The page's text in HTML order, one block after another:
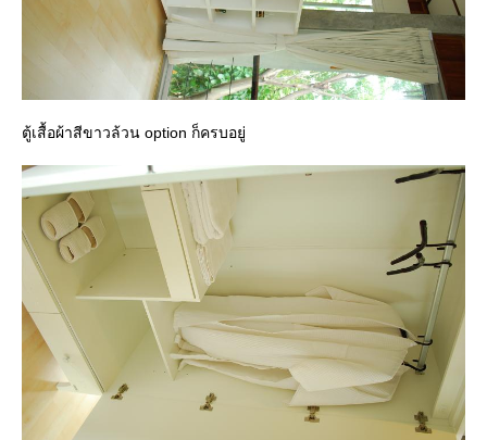
ตู้เสื้อผ้าสีขาวล้วน option ก็ครบอยู่